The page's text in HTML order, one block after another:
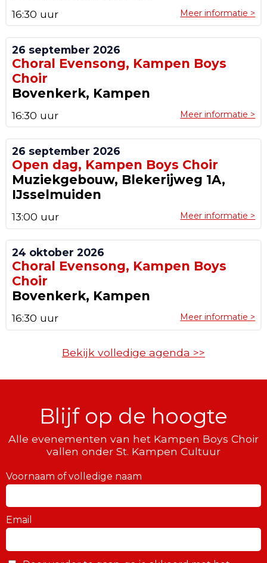
Meer informatie >
16:30 uur
26 september 2026
Choral Evensong, Kampen Boys
Choir
Bovenkerk, Kampen
Meer informatie >
16:30 uur
26 september 2026
Open dag, Kampen Boys Choir
Muziekgebouw, Blekerijweg 1A,
IJsselmuiden
Meer informatie >
13:00 uur
24 oktober 2026
Choral Evensong, Kampen Boys
Choir
Bovenkerk, Kampen
Meer informatie >
16:30 uur
Bekijk volledige agenda >>
Blijf op de hoogte
Alle evenementen van het Kampen Boys Choir
vallen onder St. Kampen Cultuur
Voornaam of volledige naam
Email